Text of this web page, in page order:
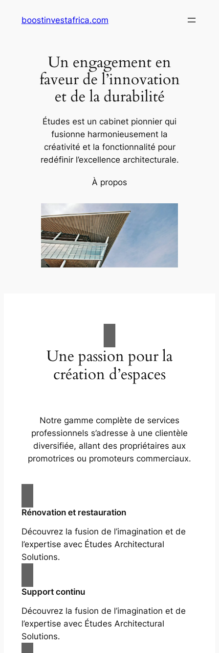
boostinvestafrica.com
Un engagement en
faveur de l’innovation
et de la durabilité
Études est un cabinet pionnier qui
fusionne harmonieusement la
créativité et la fonctionnalité pour
redéfinir l’excellence architecturale.
À propos
Une passion pour la
création d’espaces
Notre gamme complète de services
professionnels s’adresse à une clientèle
diversifiée, allant des propriétaires aux
promotrices ou promoteurs commerciaux.
Rénovation et restauration
Découvrez la fusion de l’imagination et de
l’expertise avec Études Architectural
Solutions.
Support continu
Découvrez la fusion de l’imagination et de
l’expertise avec Études Architectural
Solutions.